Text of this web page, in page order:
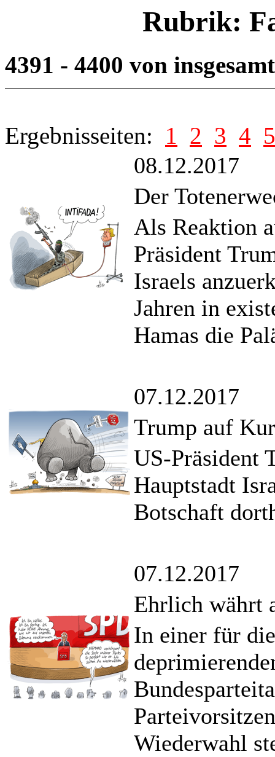
Rubrik:
4391 - 4400 von
Ergebnisseiten: 1 2 3 4 5
08.12.2017
Der
Als Reaktion
Präsident
Israels
Jahren in
Hamas die
07.12.2017
Trump auf
US-Präsident
Hauptstadt
Botschaft
07.12.2017
Ehrlich währt
In einer für
Wiederwahl